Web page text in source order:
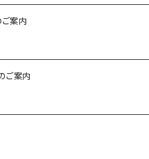
ご案内
ご案内